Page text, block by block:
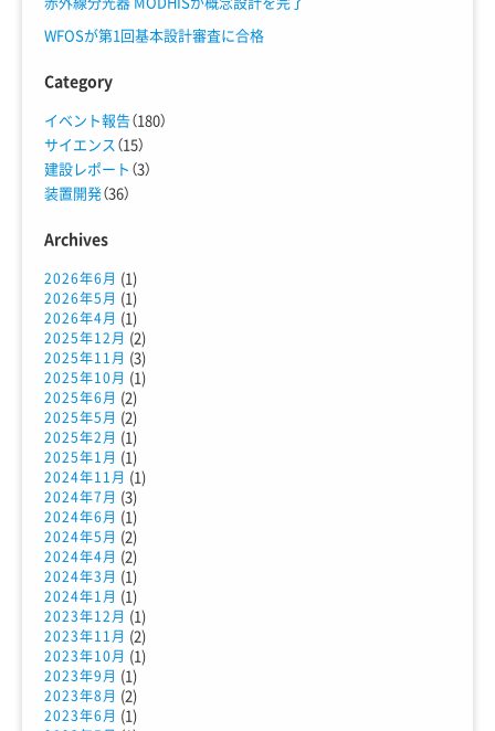
WFOSが第1回基本設計審査に合格
Category
イベント報告（180）
サイエンス （15）
建設レポート （3）
装置開発（36）
Archives
2026年6月 (1)
2026年5月 (1)
2026年4月 (1)
2025年12月 (2)
2025年11月 (3)
2025年10月 (1)
2025年6月 (2)
2025年5月 (2)
2025年2月 (1)
2025年1月 (1)
2024年11月 (1)
2024年7月 (3)
2024年6月 (1)
2024年5月 (2)
2024年4月 (2)
2024年3月 (1)
2024年1月 (1)
2023年12月 (1)
2023年11月 (2)
2023年10月 (1)
2023年9月 (1)
2023年8月 (2)
2023年6月 (1)